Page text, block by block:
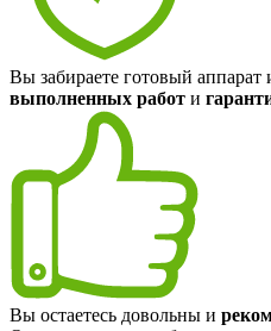
Вы забираете готовый аппарат
выполненных работ и
Вы остаетесь довольны и